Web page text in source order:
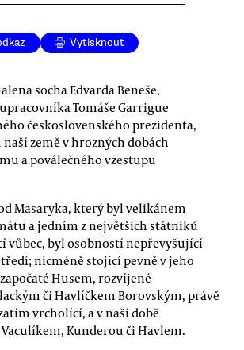
Vytisknout
socha Edvarda Beneše,
Tomáše Garrigue
československého prezidenta,
země v hrozných dobách
a poválečného vzestupu
Masaryka, který byl velikánem
a jedním z největších státníků
vůbec, byl osobností nepřevyšující
nicméně stojící pevně v jeho
Husem, rozvíjené
či Havlíčkem Borovským, právě
vrcholící, a v naší době
Kunderou či Havlem.